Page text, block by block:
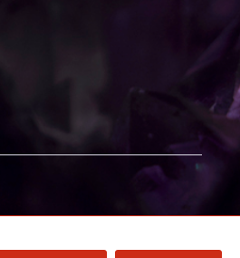
Kundenbewertungen